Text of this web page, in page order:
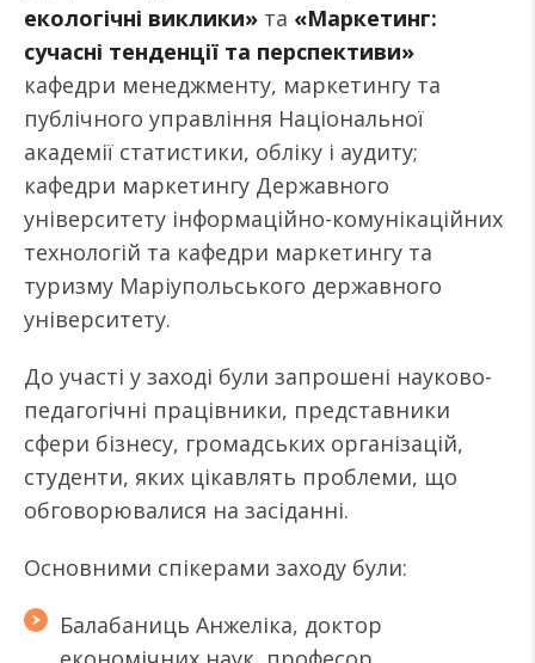
екологічні виклики» та «Маркетинг:
сучасні тенденції та перспективи»
кафедри менеджменту, маркетингу та
публічного управління Національної
академії статистики, обліку і аудиту;
кафедри маркетингу Державного
університету інформаційно-комунікаційних
технологій та кафедри маркетингу та
туризму Маріупольського державного
університету.
До участі у заході були запрошені науково-
педагогічні працівники, представники
сфери бізнесу, громадських організацій,
студенти, яких цікавлять проблеми, що
обговорювалися на засіданні.
Основними спікерами заходу були:
Балабаниць Анжеліка, доктор